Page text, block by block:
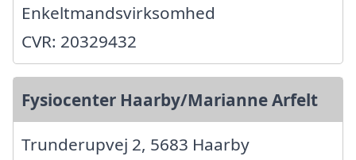
Enkeltmandsvirksomhed
CVR: 20329432
Fysiocenter Haarby/Marianne Arfelt
Trunderupvej 2, 5683 Haarby